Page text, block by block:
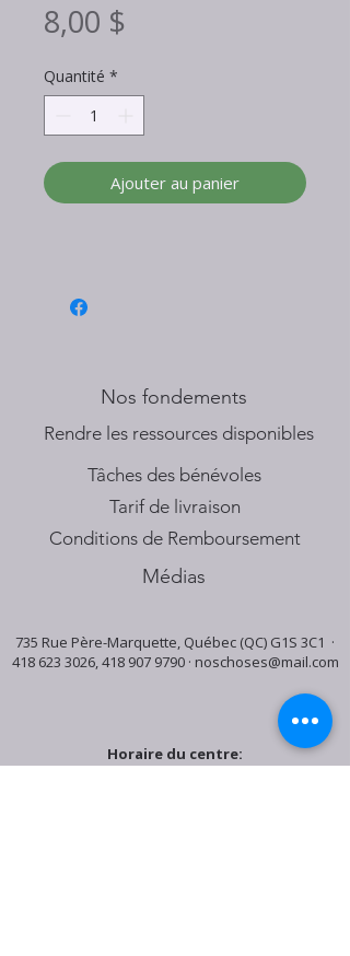
8,00 $
Quantité *
Ajouter au panier
Nos fondements
​Rendre les ressources disponibles
Tâches des bénévoles
Tarif de livraison
Conditions de Remboursement
Médias
735 Rue Père-Marquette, Québec (QC) G1S 3C1 ·
418 623 3026,418 907 9790· noschoses@mail.com
Horaire du centre: